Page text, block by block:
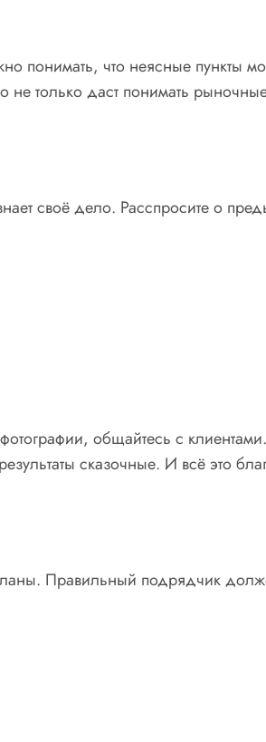
понимать, что неясные пункты
не только даст понимать
своё дело. Расспросите о
общайтесь с
сказочные. И всё это
Правильный подрядчик